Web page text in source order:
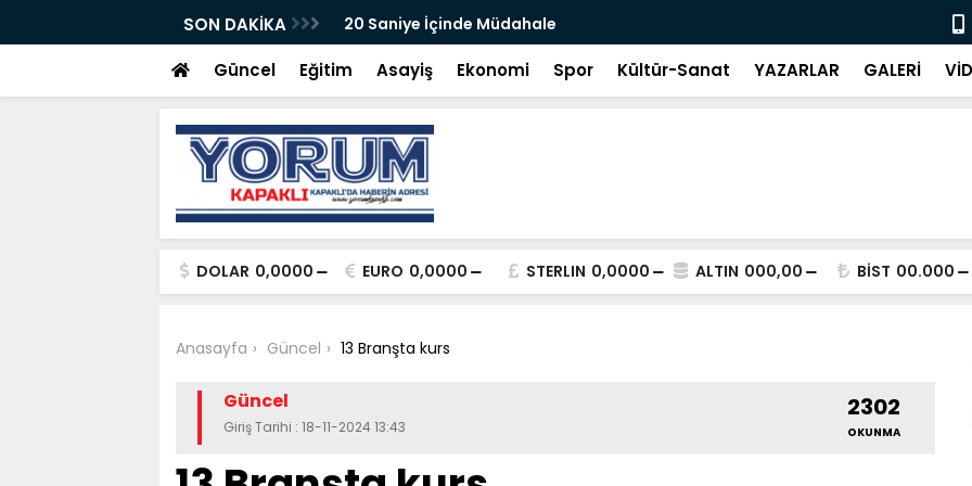
SON DAKİKA 20 Saniye İçinde Müdahale
Güncel Eğitim Asayiş Ekonomi Spor Kültür-Sanat YAZARLAR GALERİ
DOLAR 0,0000 EURO 0,0000 STERLIN 0,0000 ALTIN 000,00 BİST 00.000
Anasayfa Güncel 13 Branşta kurs
Güncel
Giriş Tarihi : 18-11-2024 13:43
2302
OKUNMA